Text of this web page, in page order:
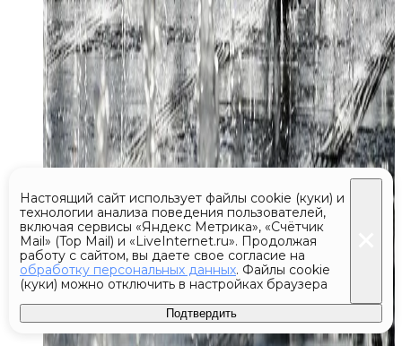
Настоящий сайт использует файлы cookie (куки) и
технологии анализа поведения пользователей,
включая сервисы «Яндекс Метрика», «Счётчик
Mail» (Top Mail) и «LiveInternet.ru». Продолжая
работу с сайтом, вы даете свое согласие на
обработку персональных данных. Файлы cookie
(куки) можно отключить в настройках браузера
Подтвердить